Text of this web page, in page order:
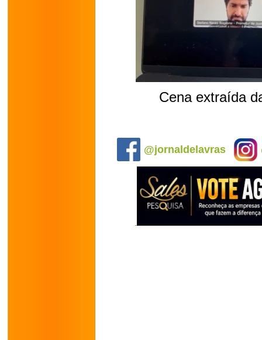
Cena extraída
@jornaldelavras